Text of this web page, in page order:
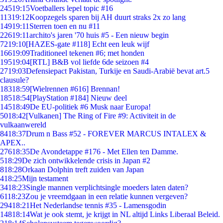
24519:15Voetballers lepel topic #16
11319:12Koopzegels sparen bij AH duurt straks 2x zo lang
14919:11 Sterren toen en nu #11
22619:11archito's jaren '70 huis #5 - Een nieuw begin
7219:10[HAZES-gate #118] Echt een leuk wijf
16619:09Traditioneel tekenen #6; met honden
19519:04[RTL] B&B vol liefde 6de seizoen #4
2719:03Defensiepact Pakistan, Turkije en Saudi-Arabië bevat art.5
clausule?
18318:59[Wielrennen #616] Brennan!
18518:54[PlayStation #184] Nieuw deel
14518:49De EU-politiek #6 Musk naar Europa!
5018:42[Vulkanen] The Ring of Fire #9: Activiteit in de
vulkaanwereld
8418:37Drum n Bass #52 - FOREVER MARCUS INTALEX &
APEX..
27618:35De Avondetappe #176 - Met Ellen ten Damme.
518:29De zich ontwikkelende crisis in Japan #2
818:28Orkaan Dolphin treft zuiden van Japan
418:25Mijn testament
3418:23Single mannen verplichtsingle moeders laten daten?
6118:23Zou je vreemdgaan in een relatie kunnen vergeven?
29418:21Het Nederlandse tennis #35 - Lamensgodin
14818:14Wat je ook stemt, je krijgt in NL altijd Links Liberaal Beleid.